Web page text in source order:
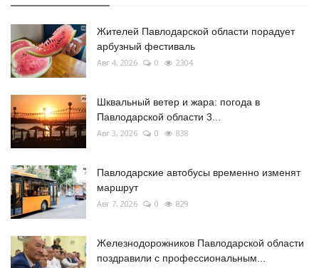
Жителей Павлодарской области порадует
арбузный фестиваль
Авг 4, 2026 0 2304
Шквальный ветер и жара: погода в
Павлодарской области 3...
Авг 3, 2026 0 838
Павлодарские автобусы временно изменят
маршрут
Авг 7, 2026 0 829
Железнодорожников Павлодарской области
поздравили с профессиональным...